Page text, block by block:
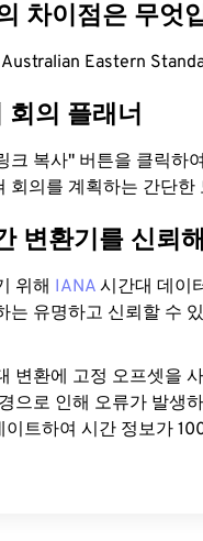
차이점은 무엇
Eastern
의 플래너
크 복사" 버튼을 클릭하
회의를 계획하는 간단한
변환기를 신뢰
위해 IANA 시간대 데이
는 유명하고 신뢰할 수
변환에 ​​고정 오프셋을
으로 인해 오류가 발생
트하여 시간 정보가